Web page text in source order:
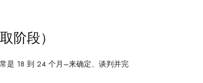
阶段）
是 18 到 24 个月–来确定、谈判并完